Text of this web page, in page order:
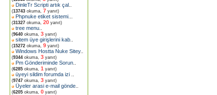
DinleTr Scripti artık çal
(13743 okuma, 7 yanıt)
Phpnuke etiket sistemi.
(31327 okuma, 20 yanıt)
tree menu
(9640 okuma, 3 yanıt)
sitem üye girişlerini kab
(15272 okuma, 9 yanıt)
Windows Hostta Nuke Sitey..
(9344 okuma, 3 yanıt)
Pm Gönderiminde Sorun
(6285 okuma, 1 yanıt)
üyeyi sildim forumda izi
(9747 okuma, 3 yanıt)
Üyeler arasi e-mail gönde
(6205 okuma, 0 yanıt)